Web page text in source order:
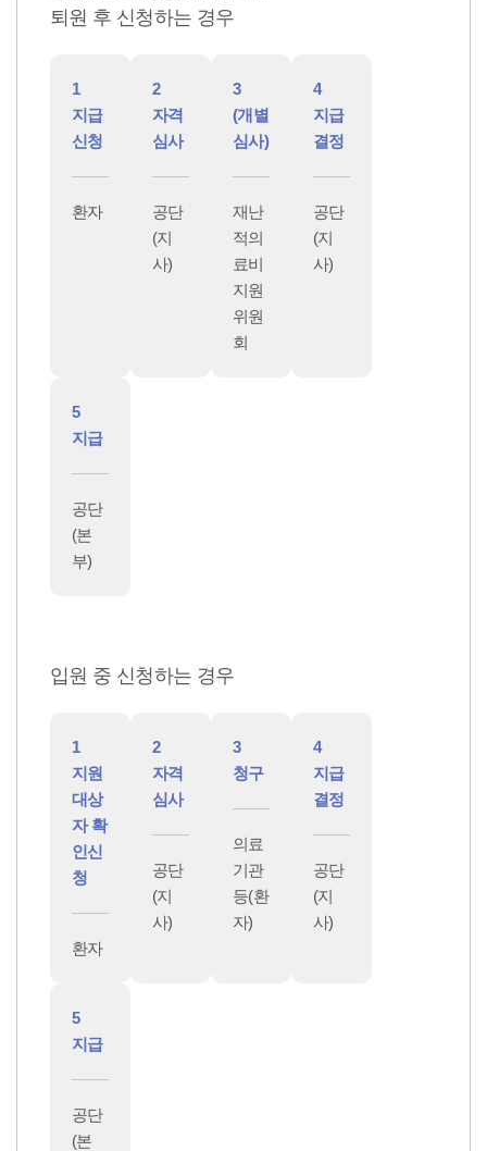
퇴원 후 신청하는 경우
1
지급
신청
환자
2
자격
심사
공단
(지
사)
3
(개별
심사)
재난
적의
료비
지원
위원
회
4
지급
결정
공단
(지
사)
5
지급
공단
(본
부)
입원 중 신청하는 경우
1
지원
대상
자 확
인신
청
환자
2
자격
심사
공단
(지
사)
3
청구
의료
기관
등(환
자)
4
지급
결정
공단
(지
사)
5
지급
공단
(본